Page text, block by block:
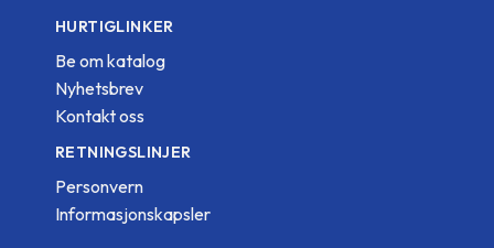
HURTIGLINKER
Be om katalog
Nyhetsbrev
Kontakt oss
RETNINGSLINJER
Personvern
Informasjonskapsler